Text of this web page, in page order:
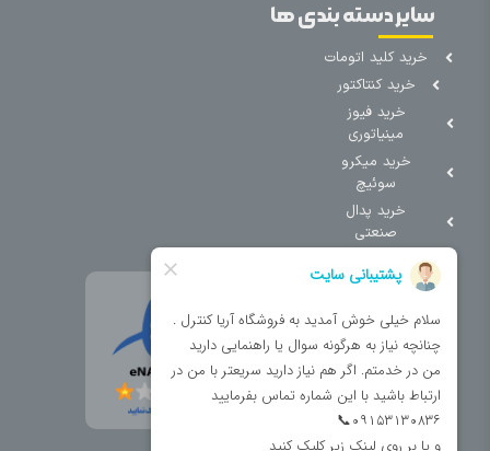
سایر دسته بندی ها
خرید کلید اتومات
خرید کنتاکتور
خرید فیوز
مینیاتوری
خرید میکرو
سوئیچ
خرید پدال
صنعتی